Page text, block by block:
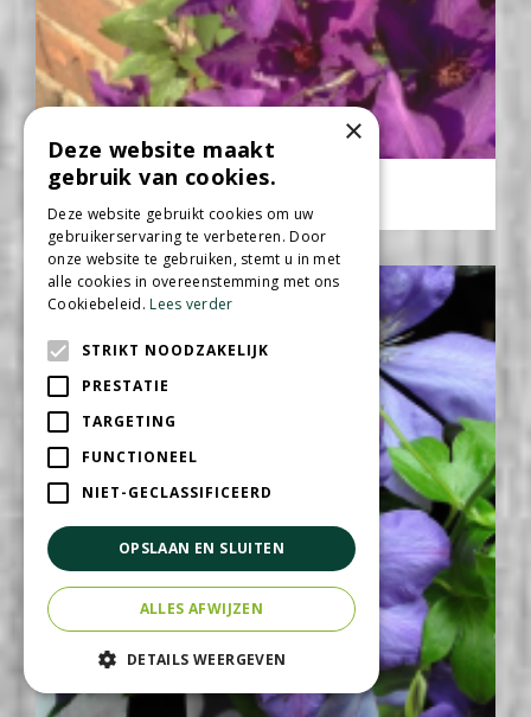
Clematis
Clematis 'The President'
×
Deze website maakt
gebruik van cookies.
Deze website gebruikt cookies om uw
gebruikerservaring te verbeteren. Door
onze website te gebruiken, stemt u in met
alle cookies in overeenstemming met ons
Cookiebeleid.Lees verder
STRIKT NOODZAKELIJK
PRESTATIE
TARGETING
FUNCTIONEEL
NIET-GECLASSIFICEERD
OPSLAAN EN SLUITEN
ALLES AFWIJZEN
DETAILS WEERGEVEN